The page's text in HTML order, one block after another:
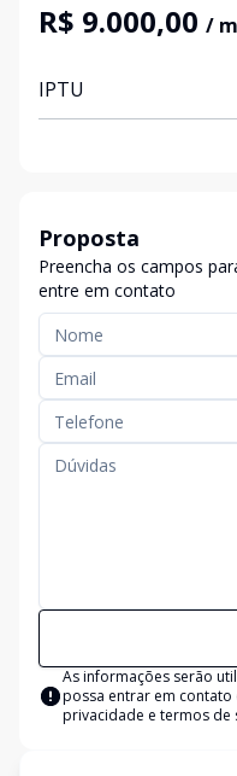
R$ 9.000,00 /
IPTU
Proposta
Preencha os campos
entre em contato
As informações serão
possa entrar em
privacidade e termos de